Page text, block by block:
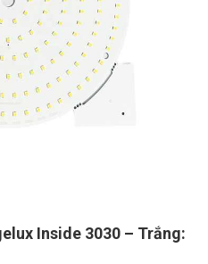
Inside 3030 – Trắng: